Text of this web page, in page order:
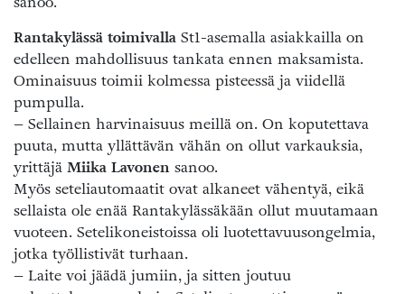
Rantakylässä toimivalla St1-asemalla asiakkailla on
edelleen mahdollisuus tankata ennen maksamista.
Ominaisuus toimii kolmessa pisteessä ja viidellä
pumpulla.
– Sellainen harvinaisuus meillä on. On koputettava
puuta, mutta yllättävän vähän on ollut varkauksia,
yrittäjä Miika Lavonen sanoo.
Myös seteliautomaatit ovat alkaneet vähentyä, eikä
sellaista ole enää Rantakylässäkään ollut muutamaan
vuoteen. Setelikoneistoissa oli luotettavuusongelmia,
jotka työllistivät turhaan.
– Laite voi jäädä jumiin, ja sitten joutuu